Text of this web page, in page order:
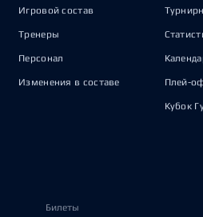
Игровой состав
Тренеры
Персонал
Изменения в составе Плей-
Кубок
Билеты